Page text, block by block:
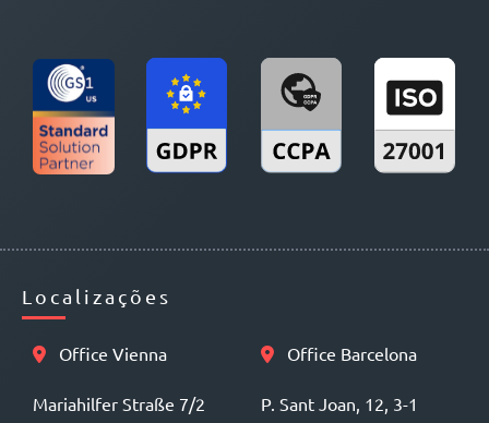
Localizações
Office Vienna
Mariahilfer Straße 7/2
Office Barcelona
P. Sant Joan, 12, 3-1